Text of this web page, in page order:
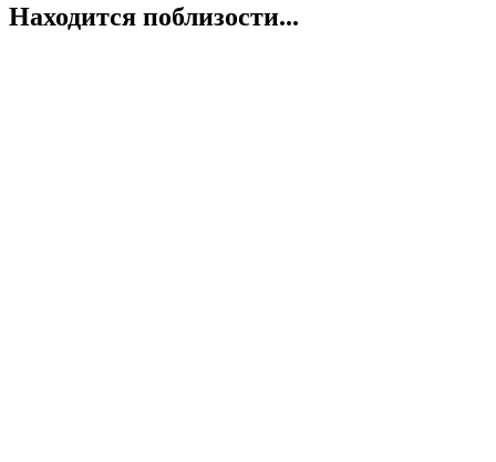
Находится поблизости...